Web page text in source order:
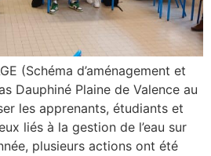
(Schéma d’aménagement et
Dauphiné Plaine de Valence au
les apprenants, étudiants et
liés à la gestion de l’eau sur
plusieurs actions ont été